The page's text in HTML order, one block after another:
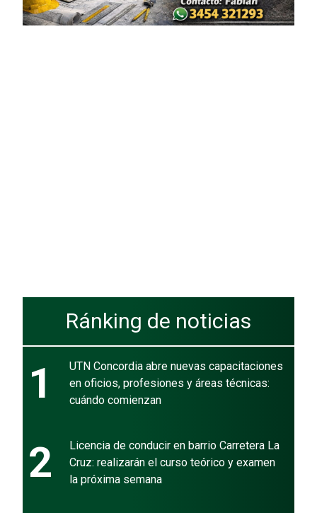
Ránking de noticias
1
UTN Concordia abre nuevas capacitaciones
en oficios, profesiones y áreas técnicas:
cuándo comienzan
2
Licencia de conducir en barrio Carretera La
Cruz: realizarán el curso teórico y examen
la próxima semana